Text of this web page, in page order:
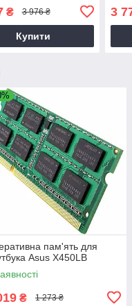
₴ 3 976 ₴
Купити
3
пам'ять для
Asus X450LB
₴ 1 273 ₴